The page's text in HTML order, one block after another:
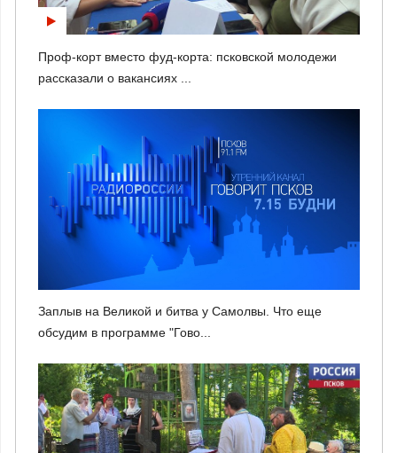
Проф-корт вместо фуд-корта: псковской молодежи
рассказали о вакансиях ...
Заплыв на Великой и битва у Самолвы. Что еще
обсудим в программе "Гово...